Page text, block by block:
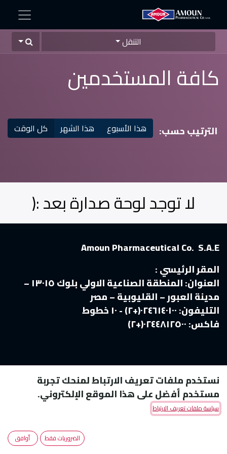
التنقل
كافة المستخدمين
الترتيب حسب: هذا الأسبوع هذا الشهر كل الوقت
لا توجد لوحة صدارة بعد :(
Amoun Pharmaceutical Co. S.A.E
المقر الرئيسي :
العنوان:
المنطقة الصناعية الاولي بلوك ١٣٠١٥ –
مدينة العبور – القليوبية – مصر
التليفون:٠٢٤٦١٤٠١٠٠(+٢) - ١٠ خطوط
فاكس:
Copyright © Amoun Pharmaceutical Co. الْعَرَبيّة
نستخدم ملفات تعريف الارتباط لمنحك تجربة
مستخدم أفضل على هذا الموقع الإلكتروني.
سياسة ملفات تعريف الارتباط
الضروريات فقط أوافق